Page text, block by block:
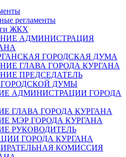
регламенты
ЖКХ
АДМИНИСТРАЦИЯ
ГОРОДСКАЯ ДУМА
ГЛАВА ГОРОДА КУРГАНА
ПРЕДСЕДАТЕЛЬ
ДУМЫ
АДМИНИСТРАЦИИ ГОРОДА
ГЛАВА ГОРОДА КУРГАНА
МЭР ГОРОДА КУРГАНА
РУКОВОДИТЕЛЬ
ГОРОДА КУРГАНА
КОМИССИЯ